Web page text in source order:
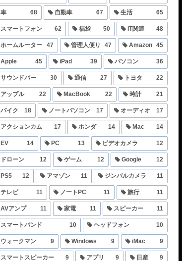
車 68 自動車 67 生活 65
スマートフォン 62 福袋 50 IT関連 48
ホームルーター 47 管理人便り 47 Amazon 45
Apple 45 iPad 39 パソコン 36
サウンドバー 30 通信 27 トヨタ 22
アップル 22 MacBook 22 時計 21
バイク 18 ノートパソコン 17 オーディオ 17
アクションカム 17 ホンダ 14 Mac 14
EV 14 PC 13 ビデオカメラ 12
ドローン 12 ゲーム 12 Google 12
PS5 12 アマゾン 11 ジンバルカメラ 11
テレビ 11 ノートPC 11 旅行 11
AVアンプ 11 家電 11 スピーカー 11
スマートバンド 10 ヘッドフォン 10
ウォークマン 9 Windows 9 iMac 9
スマートスピーカー 9 アプリ 9 日産 9